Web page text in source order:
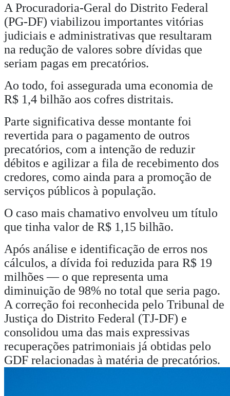
A Procuradoria-Geral do Distrito Federal
(PG-DF) viabilizou importantes vitórias
judiciais e administrativas que resultaram
na redução de valores sobre dívidas que
seriam pagas em precatórios.
Ao todo, foi assegurada uma economia de
R$ 1,4 bilhão aos cofres distritais.
Parte significativa desse montante foi
revertida para o pagamento de outros
precatórios, com a intenção de reduzir
débitos e agilizar a fila de recebimento dos
credores, como ainda para a promoção de
serviços públicos à população.
O caso mais chamativo envolveu um título
que tinha valor de R$ 1,15 bilhão.
Após análise e identificação de erros nos
cálculos, a dívida foi reduzida para R$ 19
milhões — o que representa uma
diminuição de 98% no total que seria pago.
A correção foi reconhecida pelo Tribunal de
Justiça do Distrito Federal (TJ-DF) e
consolidou uma das mais expressivas
recuperações patrimoniais já obtidas pelo
GDF relacionadas à matéria de precatórios.